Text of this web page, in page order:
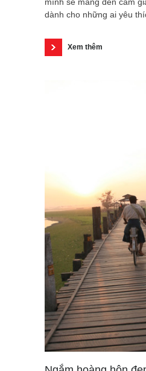
dành cho những ai yêu
Xem thêm